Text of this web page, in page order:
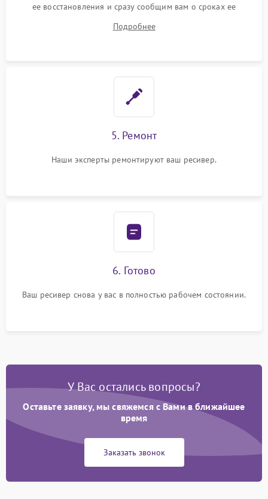
ее восстановления и сразу сообщим вам о сроках ее
Подробнее
5. Ремонт
Наши эксперты ремонтируют ваш ресивер.
6. Готово
Ваш ресивер снова у вас в полностью рабочем состоянии.
У Вас остались вопросы?
Оставьте заявку, мы свяжемся с Вами в ближайшее
время
Заказать звонок